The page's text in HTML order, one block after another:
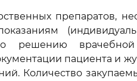
препаратов,
решению
пациента и
Количество